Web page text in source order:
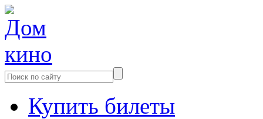
Купить билеты